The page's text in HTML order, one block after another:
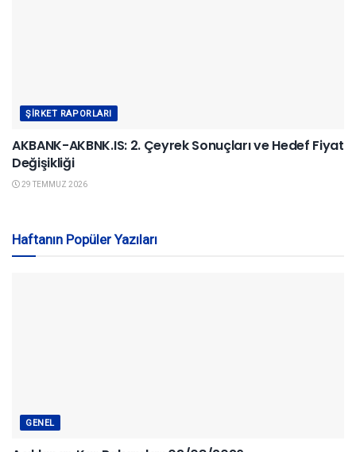
ŞIRKET RAPORLARI
AKBANK-AKBNK.IS: 2. Çeyrek Sonuçları ve Hedef Fiyat
Değişikliği
29 TEMMUZ 2026
Haftanın Popüler Yazıları
GENEL